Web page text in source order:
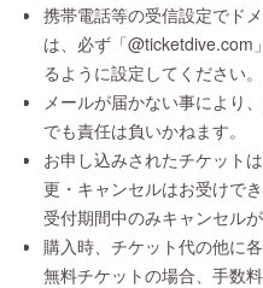
携帯電話等の受信設定でド
は、必ず「@ticketdive.com
るように設定してください。
メールが届かない事により
でも責任は負いかねます。
お申し込みされたチケット
更・キャンセルはお受けで
受付期間中のみキャンセルが
購入時、チケット代の他に
無料チケットの場合、手数